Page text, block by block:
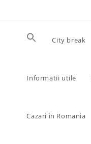
City break
Informatii utile
Cazari in Romania